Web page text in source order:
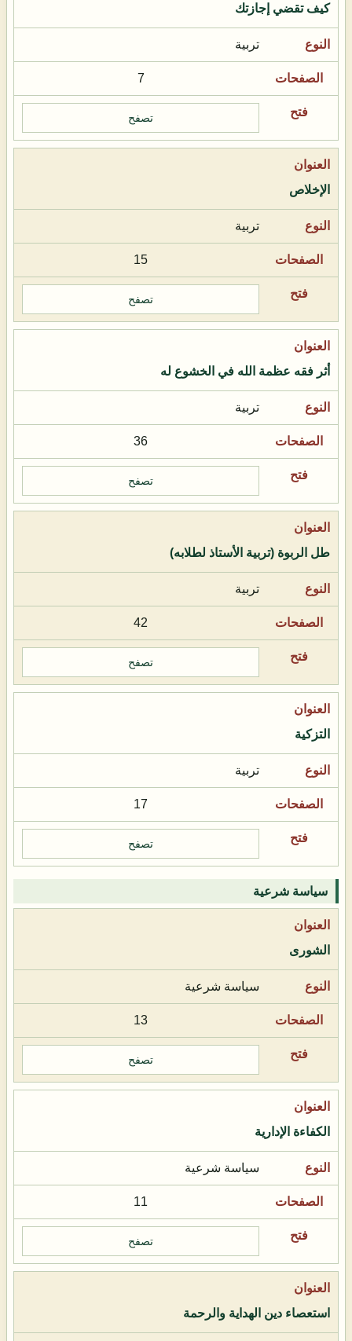
كيف تقضي إجازتك
تربية
7
تصفح
الإخلاص
تربية
15
تصفح
أثر فقه عظمة الله في الخشوع له
تربية
36
تصفح
طل الربوة (تربية الأستاذ لطلابه)
تربية
42
تصفح
التزكية
تربية
17
تصفح
سياسة شرعية
الشورى
سياسة شرعية
13
تصفح
الكفاءة الإدارية
سياسة شرعية
11
تصفح
استعصاء دين الهداية والرحمة